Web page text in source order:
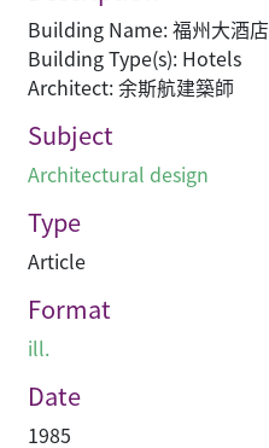
Building Name: 福州大酒店
Building Type(s): Hotels
Architect: 余斯航建築師
Subject
Architectural design
Type
Article
Format
ill.
Date
1985